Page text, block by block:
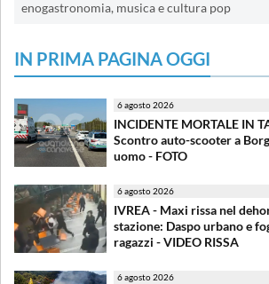
enogastronomia, musica e cultura pop
IN PRIMA PAGINA OGGI
6 agosto 2026
INCIDENTE MORTALE IN
Scontro auto-scooter a
uomo - FOTO
6 agosto 2026
IVREA - Maxi rissa nel
stazione: Daspo urbano e
ragazzi - VIDEO RISSA
6 agosto 2026